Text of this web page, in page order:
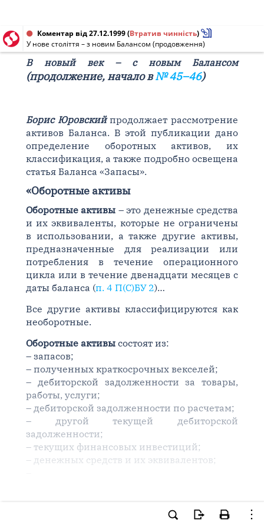
Коментар від 27.12.1999(Втратив чинність)
У нове століття – з новим Балансом (продовження)
В новый век – с новым Балансом
(продолжение, начало в № 45–46)
Борис Юровскийпродолжает рассмотрение
активов Баланса. В этой публикации дано
определение оборотных активов, их
классификация, а также подробно освещена
статья Баланса «Запасы».
«Оборотные активы
Оборотные активы – это денежные средства
и их эквиваленты, которые не ограничены
в использовании, а также другие активы,
предназначенные для реализации или
потребления в течение операционного
цикла или в течение двенадцати месяцев с
даты баланса (п. 4 П(С)БУ 2)…
Все другие активы классифицируются как
необоротные.
Оборотные активысостоят из:
– запасов;
– полученных краткосрочных векселей;
– дебиторской задолженности за товары,
работы, услуги;
– дебиторской задолженности по расчетам;
– другой текущей дебиторской
задолженности;
– текущих финансовых инвестиций;
– денежных средств и их эквивалентов;